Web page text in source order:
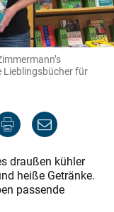
Lieblingsbücher für
draußen kühler
heiße Getränke.
passende